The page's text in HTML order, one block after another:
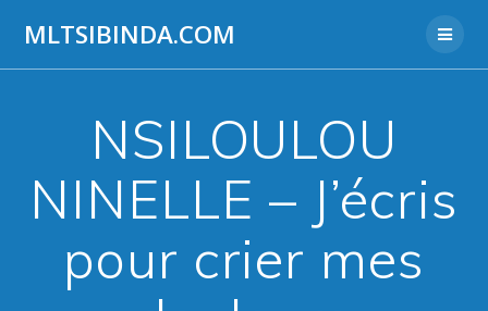
MLTSIBINDA.COM
NSILOULOU
NINELLE – J’écris
pour crier mes